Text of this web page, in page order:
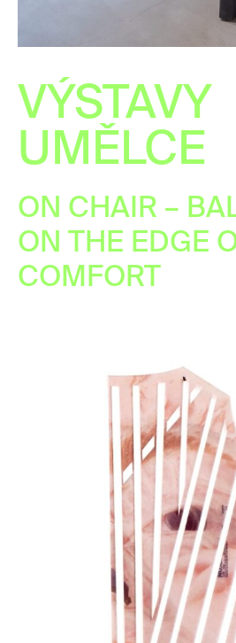
VÝSTAVY
UMĚLCE
ON CHAIR –
ON THE EDGE
COMFORT